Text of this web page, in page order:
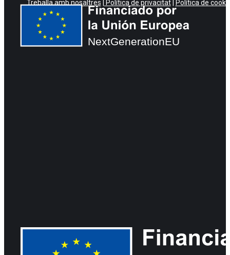
Treballa amb nosaltres Política de privacitat| Política de
NextGenerationEU